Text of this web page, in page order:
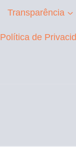
Transparência
Política de